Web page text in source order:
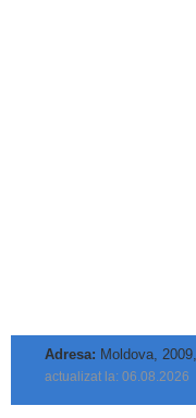
Adresa: Moldova,
actualizat la: 06.08.2026